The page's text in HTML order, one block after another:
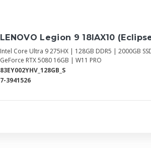
LENOVO Legion 9 18IAX10
Intel Core Ultra 9 275HX | 128GB DDR5 | 2000GB
GeForce RTX 5080 16GB | W11 PRO
83EY002YHV_128GB_S
7-3941526